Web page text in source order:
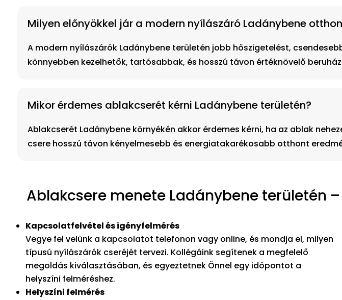
Milyen előnyökkel jár a modern nyílászáró Ladánybene
A modern nyílászárók Ladánybene területén jobb hőszigetelést,
könnyebben kezelhetők, tartósabbak, és hosszú távon értéknövelő
Mikor érdemes ablakcserét kérni Ladánybene területén?
Ablakcserét Ladánybene környékén akkor érdemes kérni, ha az ablak
csere hosszú távon kényelmesebb és energiatakarékosabb otthont
Ablakcsere menete Ladánybene területén
Kapcsolatfelvétel és igényfelmérés
Vegye fel velünk a kapcsolatot telefonon vagy online, és mondja el, milyen
típusú nyílászárók cseréjét tervezi. Kollégáink segítenek a megfelelő
megoldás kiválasztásában, és egyeztetnek Önnel egy időpontot a
helyszíni felméréshez.
Helyszíni felmérés